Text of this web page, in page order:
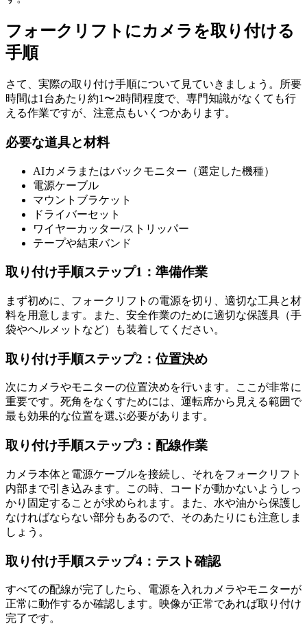
フォークリフトにカメラを取り付ける
手順
さて、実際の取り付け手順について見ていきましょう。所要
時間は1台あたり約1〜2時間程度で、専門知識がなくても行
える作業ですが、注意点もいくつかあります。
必要な道具と材料
AIカメラまたはバックモニター（選定した機種）
電源ケーブル
マウントブラケット
ドライバーセット
ワイヤーカッター/ストリッパー
テープや結束バンド
取り付け手順ステップ1：準備作業
まず初めに、フォークリフトの電源を切り、適切な工具と材
料を用意します。また、安全作業のために適切な保護具（手
袋やヘルメットなど）も装着してください。
取り付け手順ステップ2：位置決め
次にカメラやモニターの位置決めを行います。ここが非常に
重要です。死角をなくすためには、運転席から見える範囲で
最も効果的な位置を選ぶ必要があります。
取り付け手順ステップ3：配線作業
カメラ本体と電源ケーブルを接続し、それをフォークリフト
内部まで引き込みます。この時、コードが動かないようしっ
かり固定することが求められます。また、水や油から保護し
なければならない部分もあるので、そのあたりにも注意しま
しょう。
取り付け手順ステップ4：テスト確認
すべての配線が完了したら、電源を入れカメラやモニターが
正常に動作するか確認します。映像が正常であれば取り付け
完了です。